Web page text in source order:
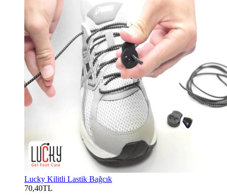
Lucky Kilitli Lastik Bağcık
70,40TL